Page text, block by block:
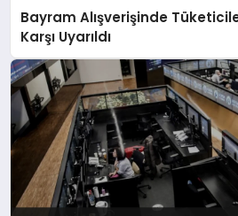
Bayram Alışverişinde
Karşı Uyarıldı